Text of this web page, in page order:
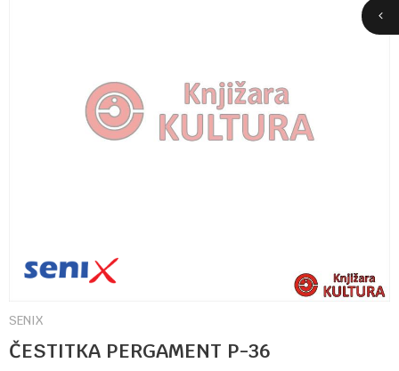
SENIX
ČESTITKA PERGAMENT P-36